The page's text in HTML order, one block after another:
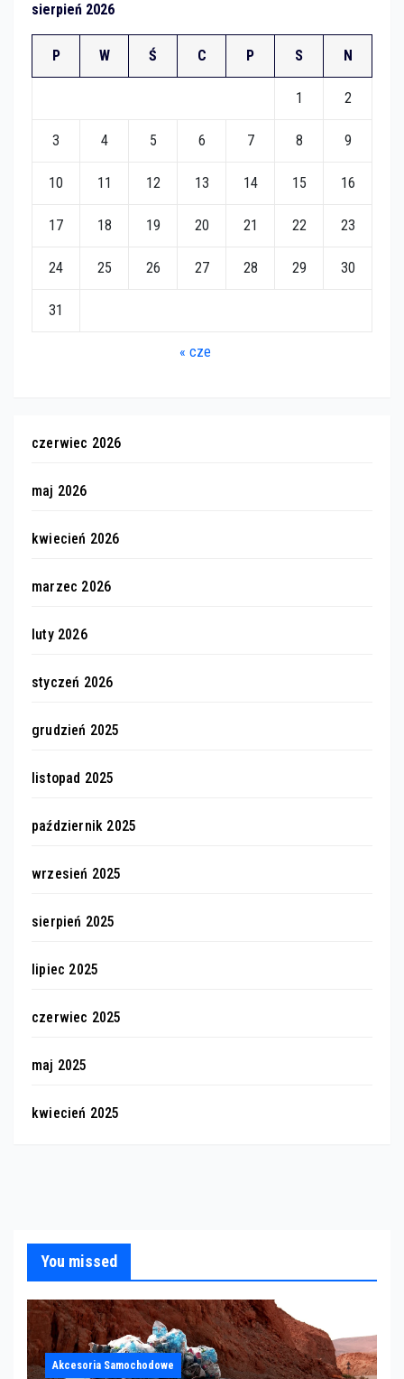
sierpień 2026
P W Ś C P S N
1 2
3 4 5 6 7 8 9
10 11 12 13 14 15 16
17 18 19 20 21 22 23
24 25 26 27 28 29 30
31
« cze
czerwiec 2026
maj 2026
kwiecień 2026
marzec 2026
luty 2026
styczeń 2026
grudzień 2025
listopad 2025
październik 2025
wrzesień 2025
sierpień 2025
lipiec 2025
czerwiec 2025
maj 2025
kwiecień 2025
You missed
Akcesoria Samochodowe